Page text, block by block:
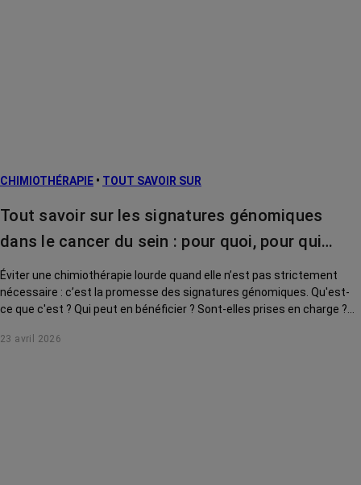
CHIMIOTHÉRAPIE • TOUT SAVOIR SUR
Tout savoir sur les signatures génomiques
dans le cancer du sein : pour quoi, pour qui…
Éviter une chimiothérapie lourde quand elle n’est pas strictement
nécessaire : c’est la promesse des signatures génomiques. Qu'est-
ce que c'est ? Qui peut en bénéficier ? Sont-elles prises en charge ?
23 avril 2026